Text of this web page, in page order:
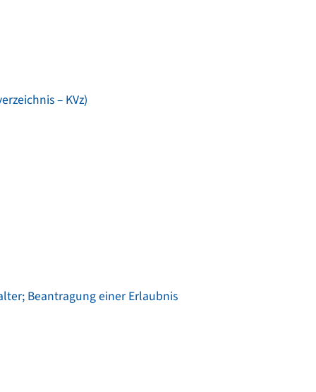
– KVz)
Beantragung einer Erlaubnis